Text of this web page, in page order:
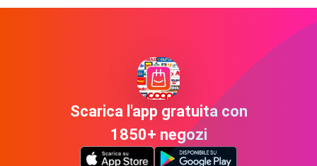
Scarica l'app gratuita con
1850+ negozi